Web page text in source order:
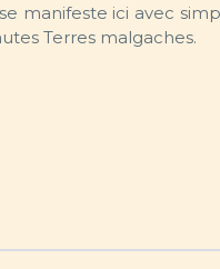
manifeste ici avec
Terres malgaches.